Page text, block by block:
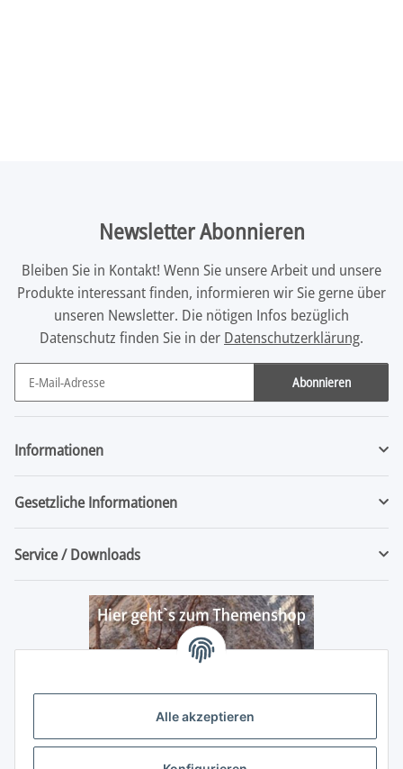
Alle akzeptieren
Newsletter Abonnieren
Bleiben Sie in Kontakt! Wenn Sie unsere Arbeit und unsere
Produkte interessant finden, informieren wir Sie gerne über
unseren Newsletter. Die nötigen Infos bezüglich
Datenschutz finden Sie in der Datenschutzerklärung.
Abonnieren
Newsletter Abonnieren
Informationen
Gesetzliche Informationen
Service / Downloads